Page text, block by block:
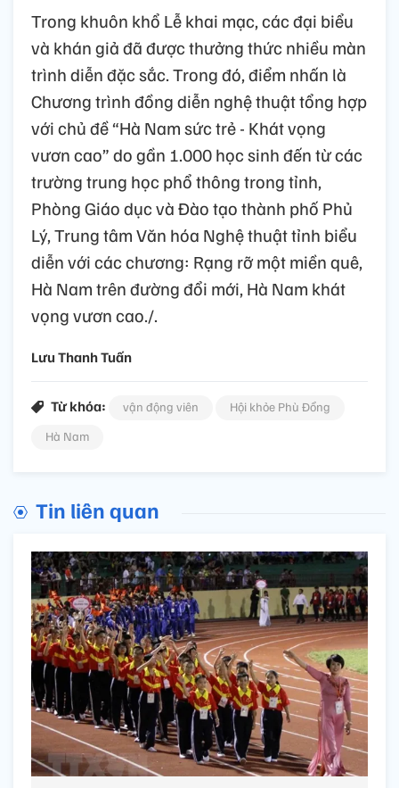
Trong khuôn khổ Lễ khai mạc, các đại biểu
và khán giả đã được thưởng thức nhiều màn
trình diễn đặc sắc. Trong đó, điểm nhấn là
Chương trình đồng diễn nghệ thuật tổng hợp
với chủ đề “Hà Nam sức trẻ - Khát vọng
vươn cao” do gần 1.000 học sinh đến từ các
trường trung học phổ thông trong tỉnh,
Phòng Giáo dục và Đào tạo thành phố Phủ
Lý, Trung tâm Văn hóa Nghệ thuật tỉnh biểu
diễn với các chương: Rạng rỡ một miền quê,
Hà Nam trên đường đổi mới, Hà Nam khát
vọng vươn cao./.
Lưu Thanh Tuấn
Từ khóa: vận động viên
Hội khỏe Phù Đổng
Hà Nam
Tin liên quan